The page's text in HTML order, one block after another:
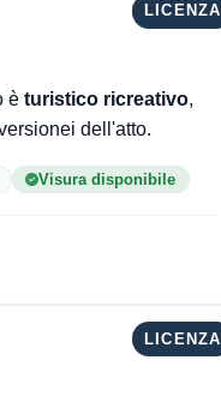
LICENZA
L'uso è turistico ricreativo,
al 08/11/2025 · 32 versionei dell'atto.
Visura disponibile
LICENZA